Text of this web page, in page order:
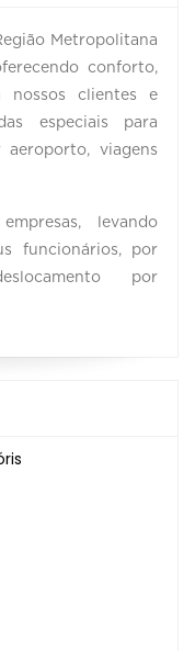
Metropolitana
conforto,
nossos clientes e
especiais para
viagens
levando
funcionários, por
por